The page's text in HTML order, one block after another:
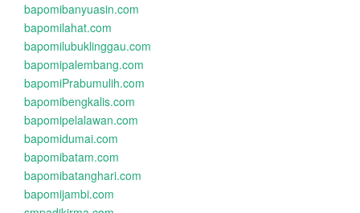
bapomibanyuasin.com
bapomilahat.com
bapomilubuklinggau.com
bapomipalembang.com
bapomiPrabumulih.com
bapomibengkalis.com
bapomipelalawan.com
bapomidumai.com
bapomibatam.com
bapomibatanghari.com
bapomijambi.com